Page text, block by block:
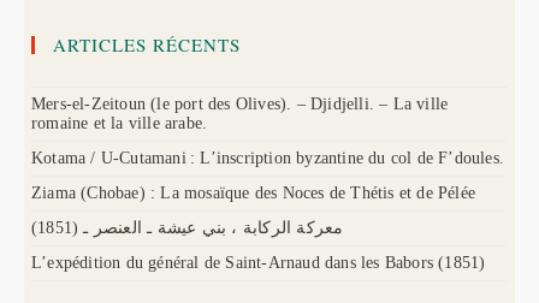
ARTICLES RÉCENTS
Mers-el-Zeitoun (le port des Olives). – Djidjelli. – La ville
romaine et la ville arabe.
Kotama / U-Cutamani : L’inscription byzantine du col de F’doules.
Ziama (Chobae) : La mosaïque des Noces de Thétis et de Pélée
(1851) معركة الركابة ، بني عيشة ـ العنصر ـ
L’expédition du général de Saint-Arnaud dans les Babors (1851)